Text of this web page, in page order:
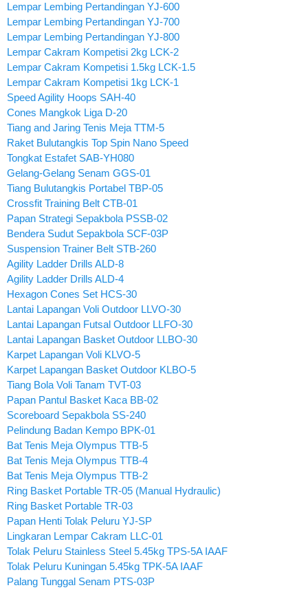
Lempar Lembing Pertandingan YJ-600
Lempar Lembing Pertandingan YJ-700
Lempar Lembing Pertandingan YJ-800
Lempar Cakram Kompetisi 2kg LCK-2
Lempar Cakram Kompetisi 1.5kg LCK-1.5
Lempar Cakram Kompetisi 1kg LCK-1
Speed Agility Hoops SAH-40
Cones Mangkok Liga D-20
Tiang and Jaring Tenis Meja TTM-5
Raket Bulutangkis Top Spin Nano Speed
Tongkat Estafet SAB-YH080
Gelang-Gelang Senam GGS-01
Tiang Bulutangkis Portabel TBP-05
Crossfit Training Belt CTB-01
Papan Strategi Sepakbola PSSB-02
Bendera Sudut Sepakbola SCF-03P
Suspension Trainer Belt STB-260
Agility Ladder Drills ALD-8
Agility Ladder Drills ALD-4
Hexagon Cones Set HCS-30
Lantai Lapangan Voli Outdoor LLVO-30
Lantai Lapangan Futsal Outdoor LLFO-30
Lantai Lapangan Basket Outdoor LLBO-30
Karpet Lapangan Voli KLVO-5
Karpet Lapangan Basket Outdoor KLBO-5
Tiang Bola Voli Tanam TVT-03
Papan Pantul Basket Kaca BB-02
Scoreboard Sepakbola SS-240
Pelindung Badan Kempo BPK-01
Bat Tenis Meja Olympus TTB-5
Bat Tenis Meja Olympus TTB-4
Bat Tenis Meja Olympus TTB-2
Ring Basket Portable TR-05 (Manual Hydraulic)
Ring Basket Portable TR-03
Papan Henti Tolak Peluru YJ-SP
Lingkaran Lempar Cakram LLC-01
Tolak Peluru Stainless Steel 5.45kg TPS-5A IAAF
Tolak Peluru Kuningan 5.45kg TPK-5A IAAF
Palang Tunggal Senam PTS-03P